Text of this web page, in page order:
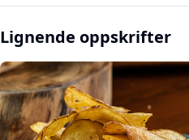
Lignende oppskrifter